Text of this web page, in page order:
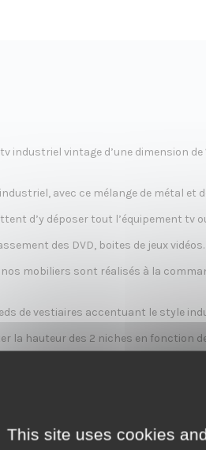
industriel vintage d’une dimension de
avec ce mélange de métal
d’y déposer tout l’équipement tv
des DVD, boites de jeux vidéos.
nos mobiliers sont réalisés à la
de vestiaires accentuant le style
la hauteur des 2 niches en fonction
réalisé en
du bois (chêne) peuvent être
67.
This site uses cookies